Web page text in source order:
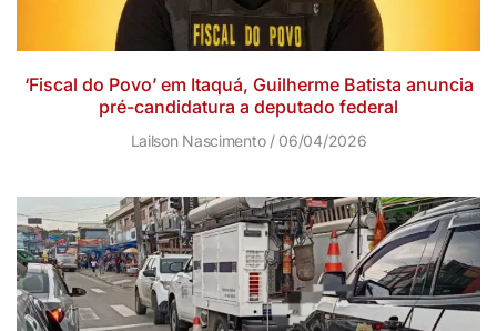
‘Fiscal do Povo’ em Itaquá, Guilherme Batista anuncia
pré-candidatura a deputado federal
Lailson Nascimento 06/04/2026